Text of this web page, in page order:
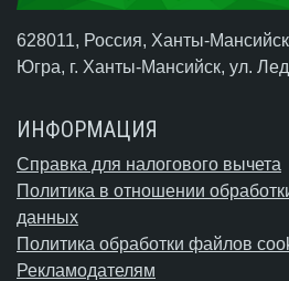
628011, Россия, Ханты-
Югра, г. Ханты-Мансийск, ул.
ИНФОРМАЦИЯ
Справка для налогового вычета
Политика в отношении
данных
Политика обработки файлов
Рекламодателям